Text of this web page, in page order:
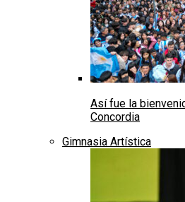
Así fue la
Concordia
Gimnasia Artística